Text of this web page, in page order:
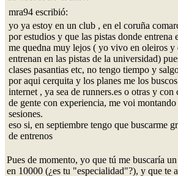
mra94 escribió:
yo ya estoy en un club , en el coruña
por estudios y que las pistas donde entrena
me quedna muy lejos ( yo vivo en oleiros y
entrenan en las pistas de la universidad)
clases pasantias etc, no tengo tiempo y
por aqui cerquita y los planes me los
internet , ya sea de runners.es o otras y con
de gente con experiencia, me voi
sesiones.
eso si, en septiembre tengo que buscarme
de entrenos
Pues de momento, yo que tú me buscaría
en 10000 (¿es tu "especialidad"?), y que te